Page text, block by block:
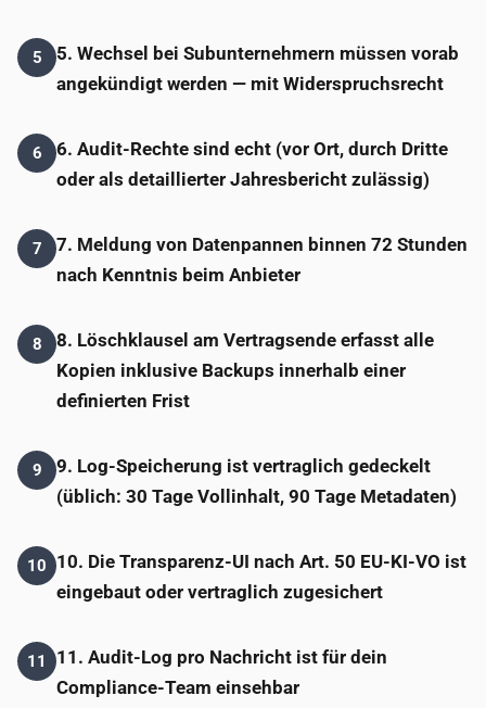
5
5. Wechsel bei Subunternehmern müssen vorab
angekündigt werden — mit Widerspruchsrecht
6
6. Audit-Rechte sind echt (vor Ort, durch Dritte
oder als detaillierter Jahresbericht zulässig)
7
7. Meldung von Datenpannen binnen 72 Stunden
nach Kenntnis beim Anbieter
8
8. Löschklausel am Vertragsende erfasst alle
Kopien inklusive Backups innerhalb einer
definierten Frist
9
9. Log-Speicherung ist vertraglich gedeckelt
(üblich: 30 Tage Vollinhalt, 90 Tage Metadaten)
10
10. Die Transparenz-UI nach Art. 50 EU-KI-VO ist
eingebaut oder vertraglich zugesichert
11
11. Audit-Log pro Nachricht ist für dein
Compliance-Team einsehbar